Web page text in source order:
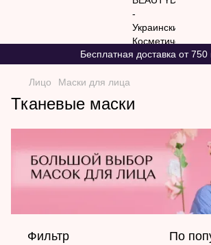
Бесплатная доставка от 750
Лицо Маски для лица
Тканевые маски
Фильтр По